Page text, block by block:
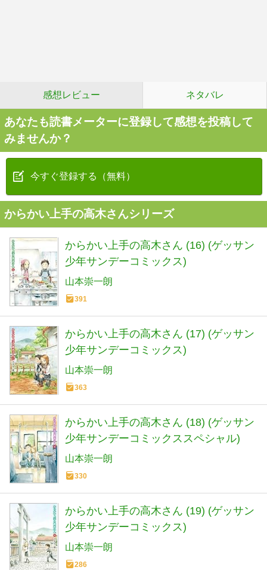
感想レビュー ネタバレ
あなたも読書メーターに登録して感想を投稿して
みませんか？
今すぐ登録する（無料）
からかい上手の高木さんシリーズ
からかい上手の高木さん (16) (ゲッサン
少年サンデーコミックス)
山本崇一朗
391
からかい上手の高木さん (17) (ゲッサン
少年サンデーコミックス)
山本崇一朗
363
からかい上手の高木さん (18) (ゲッサン
少年サンデーコミックススペシャル)
山本崇一朗
330
からかい上手の高木さん (19) (ゲッサン
少年サンデーコミックス)
山本崇一朗
286